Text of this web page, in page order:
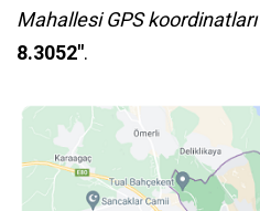
Mahallesi GPS koordinatları
8.3052″.